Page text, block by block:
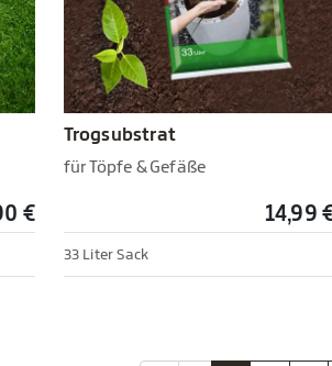
€
Trogsubstrat
für Töpfe & Gefäße
14,99
33 Liter Sack